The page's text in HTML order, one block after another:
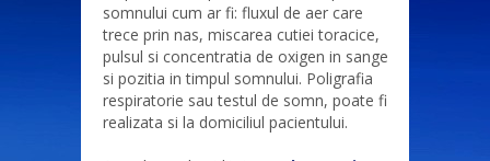
somnului cum ar fi: fluxul de aer care
trece prin nas, miscarea cutiei toracice,
pulsul si concentratia de oxigen in sange
si pozitia in timpul somnului. Poligrafia
respiratorie sau testul de somn, poate fi
realizata si la domiciliul pacientului.